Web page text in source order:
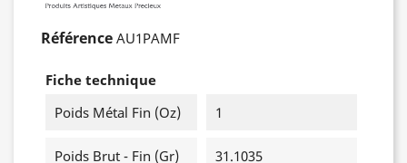
Référence AU1PAMF
Fiche technique
Poids Métal Fin (oz)
1
Poids Brut - Fin (gr) 31.1035